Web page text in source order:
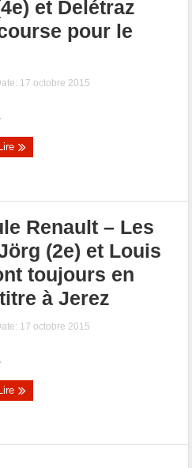
et Delétraz
pour le
17 octobre 2015
Renault – Les
(2e) et Louis
toujours en
à Jerez
17 octobre 2015